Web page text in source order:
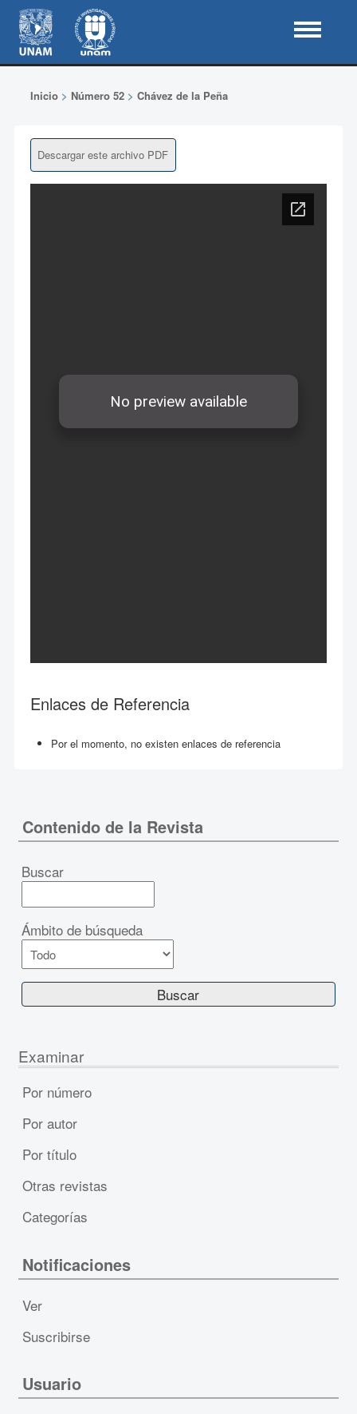
Inicio> Número 52> Chávez de la Peña
Descargar este archivo PDF
Enlaces de Referencia
Por el momento, no existen enlaces de referencia
Contenido de la Revista
Buscar
Ámbito de búsqueda
Examinar
Por número
Por autor
Por título
Otras revistas
Categorías
Notificaciones
Ver
Suscribirse
Usuario